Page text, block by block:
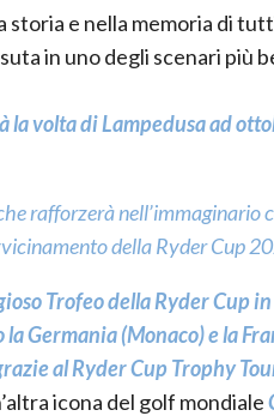
e nella memoria di
in uno degli scenari più
la volta di Lampedusa ad
rafforzerà nell’immaginario
della Ryder Cup
Trofeo della Ryder Cup
Germania (Monaco) e la
al Ryder Cup Trophy
icona del golf mondiale